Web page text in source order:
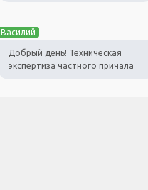
Василий
Добрый день! Техническая
экспертиза частного причала